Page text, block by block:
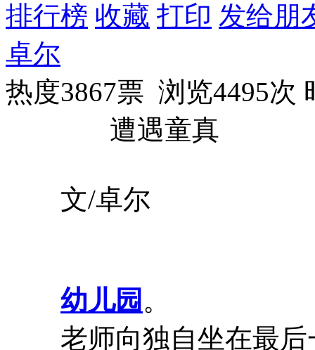
排行榜 收藏 打印 发给朋
卓尔
热度3867票 浏览4495次
遭遇童真
文/卓尔
幼儿园 。
老师向独自坐在最后